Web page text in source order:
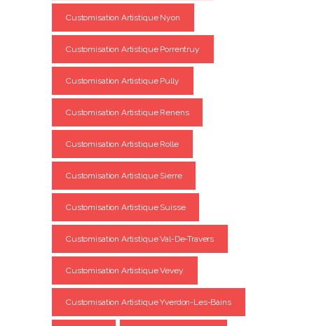
Customisation Artistique Nyon
Customisation Artistique Porrentruy
Customisation Artistique Pully
Customisation Artistique Renens
Customisation Artistique Rolle
Customisation Artistique Sierre
Customisation Artistique Suisse
Customisation Artistique Val-De-Travers
Customisation Artistique Vevey
Customisation Artistique Yverdon-Les-Bains